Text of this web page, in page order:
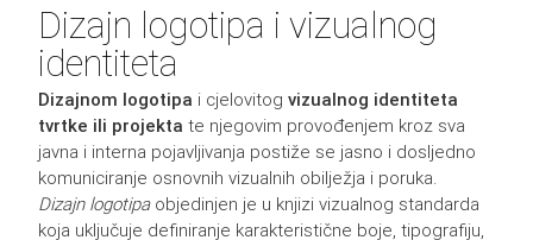
Dizajn logotipa i vizualnog
identiteta
Dizajnom logotipa i cjelovitogvizualnog identiteta
tvrtke ili projekta te njegovim provođenjem kroz sva
javna i interna pojavljivanja postiže se jasno i dosljedno
komuniciranje osnovnih vizualnih obilježja i poruka.
Dizajn logotipa objedinjen je u knjizi vizualnog standarda
koja uključuje definiranje karakteristične boje, tipografiju,